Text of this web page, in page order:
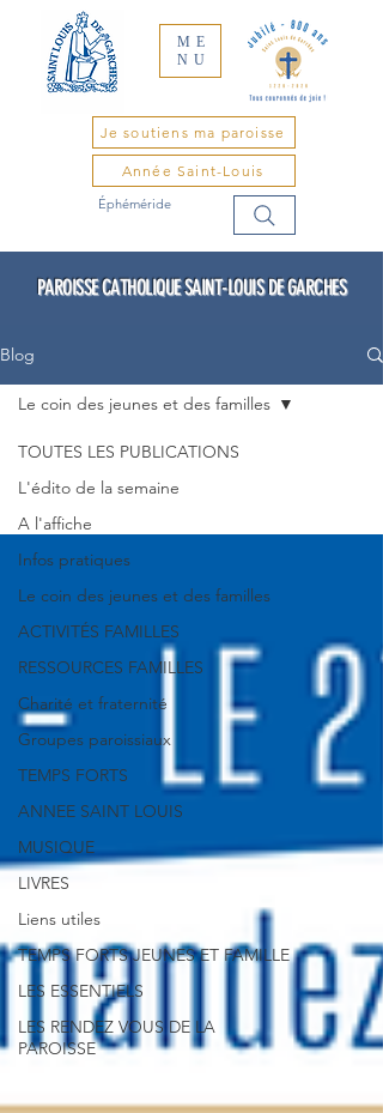
ME
NU
Je soutiens ma paroisse
Année Saint-Louis
Éphéméride
PAROISSE CATHOLIQUE SAINT-LOUIS DE GARCHES
Blog
TOUTES LES PUBLICATIONS
L'édito de la semaine
A l'affiche
Infos pratiques
Le coin des jeunes et des familles
ACTIVITÉS FAMILLES
RESSOURCES FAMILLES
Charité et fraternité
Groupes paroissiaux
TEMPS FORTS
ANNEE SAINT LOUIS
MUSIQUE
LIVRES
Liens utiles
TEMPS FORTS JEUNES ET FAMILLE
LES ESSENTIELS
LES RENDEZ VOUS DE LA
PAROISSE
Le coin des jeunes et des familles